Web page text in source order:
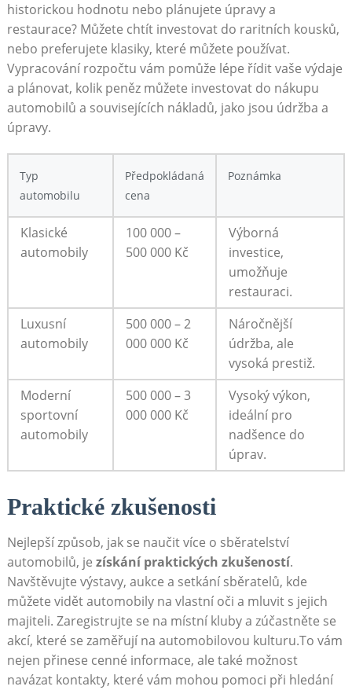
historickou hodnotu nebo plánujete úpravy a
restaurace? Můžete chtít investovat do raritních kousků,
nebo preferujete klasiky, které můžete používat.
Vypracování rozpočtu vám pomůže lépe řídit vaše výdaje
a plánovat, kolik peněz můžete investovat do nákupu
automobilů a souvisejících nákladů, jako jsou údržba a
úpravy.
Typ
automobilu
Předpokládaná
cena
Poznámka
Klasické
automobily
100 000 –
500 000 Kč
Výborná
investice,
umožňuje
restauraci.
Luxusní
automobily
500 000 – 2
000 000 Kč
Náročnější
údržba, ale
vysoká prestiž.
Moderní
sportovní
automobily
500 000 – 3
000 000 Kč
Vysoký výkon,
ideální pro
nadšence do
úprav.
Praktické zkušenosti
Nejlepší způsob, jak se naučit více o sběratelství
automobilů, je získání praktických zkušeností.
Navštěvujte výstavy, aukce a setkání sběratelů, kde
můžete vidět automobily na vlastní oči a mluvit s jejich
majiteli. Zaregistrujte se na místní kluby a zúčastněte se
akcí, které se zaměřují na automobilovou kulturu.To vám
nejen přinese cenné informace, ale také možnost
navázat kontakty, které vám mohou pomoci při hledání